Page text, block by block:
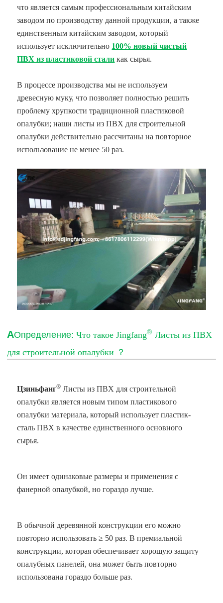
что является самым профессиональным китайским
заводом по производству данной продукции, а также
единственным китайским заводом, который
использует исключительно 100% новый чистый
ПВХ из пластиковой стали как сырья.
В процессе производства мы не используем
древесную муку, что позволяет полностью решить
проблему хрупкости традиционной пластиковой
опалубки; наши листы из ПВХ для строительной
опалубки действительно рассчитаны на повторное
использование не менее 50 раз.
АОпределение:Что такое Jingfang® Листы из ПВХ
для строительной опалубки ？
Цзиньфанг® Листы из ПВХ для строительной
опалубкиявляется новым типом пластикового
опалубки материала, который использует пластик-
сталь ПВХ в качестве единственного основного
сырья.
Он имеет одинаковые размеры и применения с
фанерной опалубкой, но гораздо лучше.
В обычной деревянной конструкции его можно
повторно использовать ≥ 50 раз. В премиальной
конструкции, которая обеспечивает хорошую защиту
опалубных панелей, она может быть повторно
использована гораздо больше раз.